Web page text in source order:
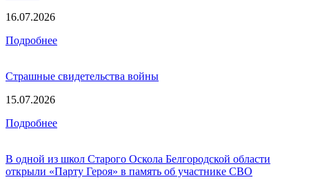
16.07.2026
Подробнее
Страшные свидетельства войны
15.07.2026
Подробнее
В одной из школ Старого Оскола Белгородской области
открыли «Парту Героя» в память об участнике СВО